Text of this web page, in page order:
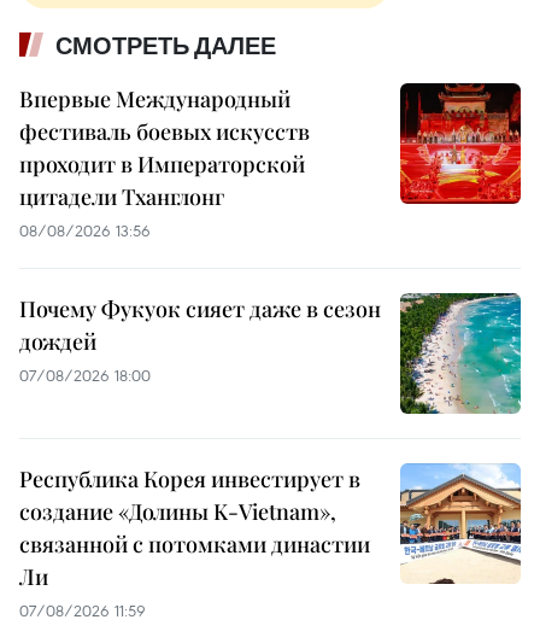
СМОТРЕТЬ ДАЛЕЕ
Впервые Международный
фестиваль боевых искусств
проходит в Императорской
цитадели Тханглонг
08/08/2026 13:56
Почему Фукуок сияет даже в сезон
дождей
07/08/2026 18:00
Республика Корея инвестирует в
создание «Долины K-Vietnam»,
связанной с потомками династии
Ли
07/08/2026 11:59